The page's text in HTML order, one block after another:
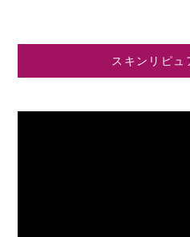
スキンリピュ